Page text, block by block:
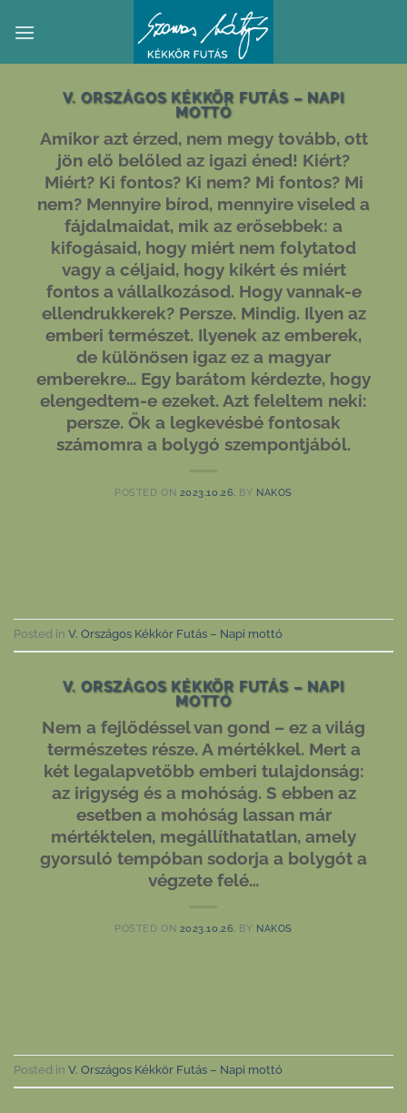
V. ORSZÁGOS KÉKKÖR FUTÁS – NAPI
MOTTÓ
Amikor azt érzed, nem megy tovább, ott
jön elő belőled az igazi éned! Kiért?
Miért? Ki fontos? Ki nem? Mi fontos? Mi
nem? Mennyire bírod, mennyire viseled a
fájdalmaidat, mik az erősebbek: a
kifogásaid, hogy miért nem folytatod
vagy a céljaid, hogy kikért és miért
fontos a vállalkozásod. Hogy vannak-e
ellendrukkerek? Persze. Mindig. Ilyen az
emberi természet. Ilyenek az emberek,
de különösen igaz ez a magyar
emberekre… Egy barátom kérdezte, hogy
elengedtem-e ezeket. Azt feleltem neki:
persze. Ők a legkevésbé fontosak
számomra a bolygó szempontjából.
POSTED ON 2023.10.26. BY NAKOS
Posted in V. Országos Kékkör Futás – Napi mottó
V. ORSZÁGOS KÉKKÖR FUTÁS – NAPI
MOTTÓ
Nem a fejlődéssel van gond – ez a világ
természetes része. A mértékkel. Mert a
két legalapvetőbb emberi tulajdonság:
az irigység és a mohóság. S ebben az
esetben a mohóság lassan már
mértéktelen, megállíthatatlan, amely
gyorsuló tempóban sodorja a bolygót a
végzete felé…
POSTED ON 2023.10.26. BY NAKOS
Posted in V. Országos Kékkör Futás – Napi mottó